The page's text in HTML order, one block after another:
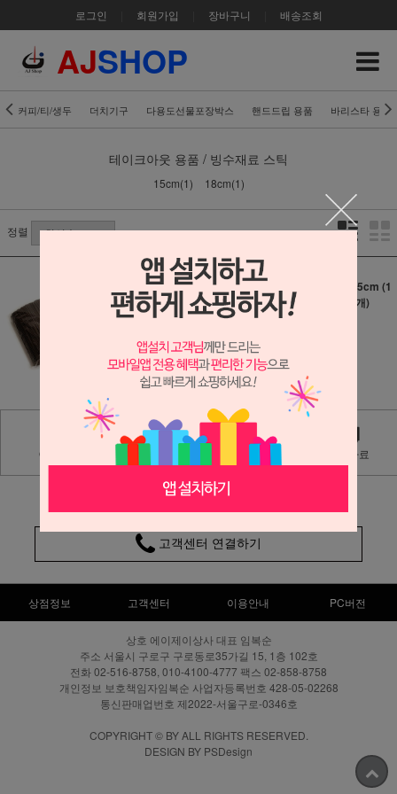
로그인 회원가입 장바구니 배송조회
AJSHOP
커피/티/생두 더치기구 다용도선물포장박스 핸드드립 용품 바리스타 용품
테이크아웃 용품 / 빙수재료 스틱
15cm(1) 18cm(1)
정렬
커피스틱 18cm (1
봉지-1000개)
3,700원
커피스틱 15cm (1
봉지-1000개)
Q&A 상품후기 자료실 보도자료
고객센터 연결하기
상점정보 고객센터 이용안내 PC버전
상호 에이제이상사 대표 임복순
주소 서울시 구로구 구로동로35가길 15, 1층 102호
전화 02-516-8758, 010-4100-4777 팩스 02-858-8758
개인정보 보호책임자임복순 사업자등록번호 428-05-02268
통신판매업번호 제2022-서울구로-0346호
COPYRIGHT © BY ALL RIGHTS RESERVED.
DESIGN BY PSDesign